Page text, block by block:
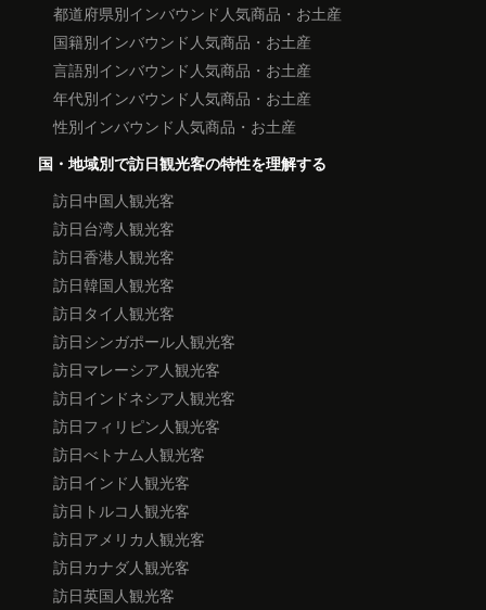
都道府県別インバウンド人気商品・お土産
国籍別インバウンド人気商品・お土産
言語別インバウンド人気商品・お土産
年代別インバウンド人気商品・お土産
性別インバウンド人気商品・お土産
国・地域別で訪日観光客の特性を理解する
訪日中国人観光客
訪日台湾人観光客
訪日香港人観光客
訪日韓国人観光客
訪日タイ人観光客
訪日シンガポール人観光客
訪日マレーシア人観光客
訪日インドネシア人観光客
訪日フィリピン人観光客
訪日べトナム人観光客
訪日インド人観光客
訪日トルコ人観光客
訪日アメリカ人観光客
訪日カナダ人観光客
訪日英国人観光客